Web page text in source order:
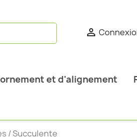

et d'alignement
/ Succulente